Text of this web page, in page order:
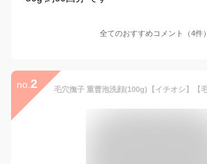
全てのおすすめコメント（4件）
no. 2